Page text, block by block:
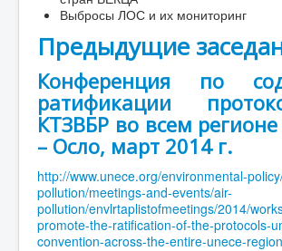
Выбросы ЛОС и их мониторинг
Предыдущие
Конференция по
ратификации
КТЗВБР во всем
– Осло, март 2014 г.
http://www.unece.org/environmental-
pollution/meetings-and-events/air-
pollution/envlrtaplistofmeetings/2014/
promote-the-ratification-of-the-protocols-
convention-across-the-entire-unece-